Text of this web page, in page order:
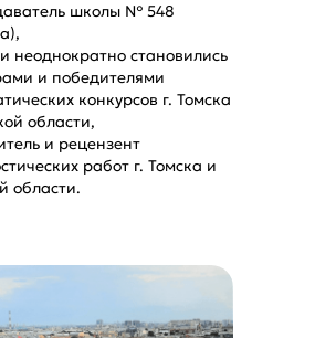
школы № 548
неоднократно становились
и победителями
конкурсов г. Томска
области,
и рецензент
работ г. Томска и
области.
запись